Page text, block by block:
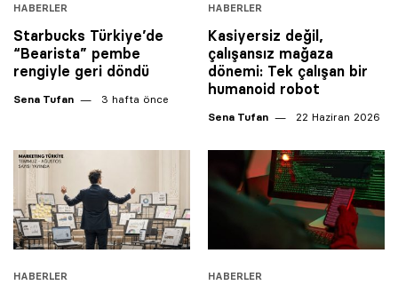
HABERLER
Starbucks Türkiye’de
“Bearista” pembe
rengiyle geri döndü
Sena Tufan 3 hafta önce
HABERLER
Kasiyersiz değil,
çalışansız mağaza
dönemi: Tek çalışan bir
humanoid robot
Sena Tufan 22 Haziran 2026
HABERLER HABERLER